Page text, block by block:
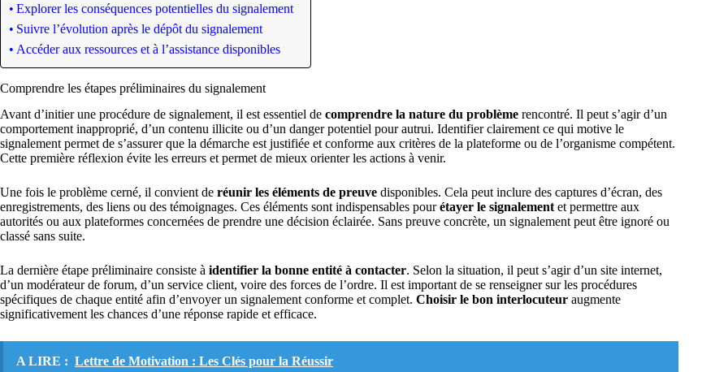
Explorer les conséquences potentielles du signalement
Suivre l’évolution après le dépôt du signalement
Accéder aux ressources et à l’assistance disponibles
Comprendre les étapes préliminaires du signalement
Avant d’initier une procédure de signalement, il est essentiel de comprendre la nature du problème rencontré. Il peut s’agir d’un
comportement inapproprié, d’un contenu illicite ou d’un danger potentiel pour autrui. Identifier clairement ce qui motive le
signalement permet de s’assurer que la démarche est justifiée et conforme aux critères de la plateforme ou de l’organisme compétent.
Cette première réflexion évite les erreurs et permet de mieux orienter les actions à venir.
Une fois le problème cerné, il convient de réunir les éléments de preuve disponibles. Cela peut inclure des captures d’écran, des
enregistrements, des liens ou des témoignages. Ces éléments sont indispensables pourétayer le signalementet permettre aux
autorités ou aux plateformes concernées de prendre une décision éclairée. Sans preuve concrète, un signalement peut être ignoré ou
classé sans suite.
La dernière étape préliminaire consiste à identifier la bonne entité à contacter. Selon la situation, il peut s’agir d’un site internet,
d’un modérateur de forum, d’un service client, voire des forces de l’ordre. Il est important de se renseigner sur les procédures
spécifiques de chaque entité afin d’envoyer un signalement conforme et complet. Choisir le bon interlocuteur augmente
significativement les chances d’une réponse rapide et efficace.
A LIRE : Lettre de Motivation : Les Clés pour la Réussir